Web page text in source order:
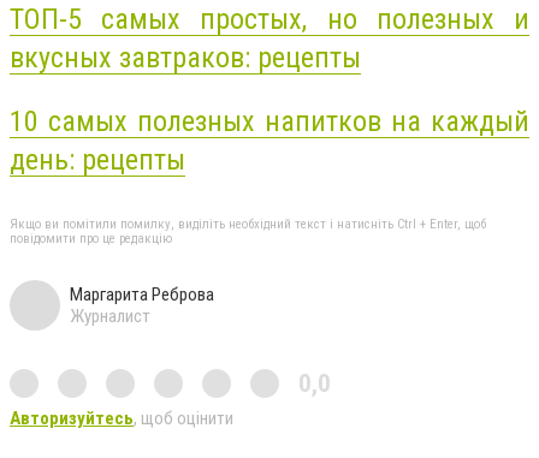
ТОП-5 самых простых, но полезных и
вкусных завтраков: рецепты
10 самых полезных напитков на каждый
день: рецепты
Якщо ви помітили помилку, виділіть необхідний текст і натисніть Ctrl + Enter, щоб
повідомити про це редакцію
Маргарита Реброва
Журналист
0,0
Авторизуйтесь, щоб оцінити